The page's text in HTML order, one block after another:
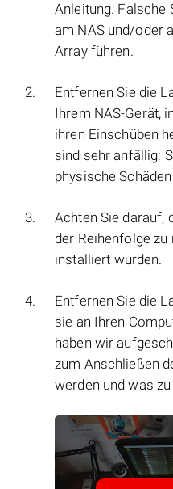
Anleitung. Falsche
am NAS und/oder
Array führen.
Entfernen Sie die
Ihrem NAS-Gerät,
ihren Einschüben
sind sehr anfällig:
physische
Achten Sie darauf,
der Reihenfolge
installiert wurden.
Entfernen Sie die
sie an Ihren
haben wir
zum Anschließen
werden und was